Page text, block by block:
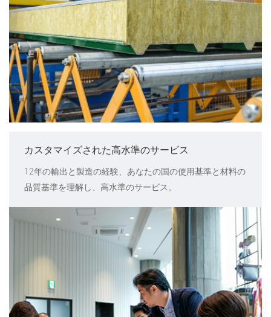
カスタマイズされた高水準のサービス
12年の輸出と製造の経験、あなたの国の使用基準と材料の
品質基準を理解し、高水準のサービス。